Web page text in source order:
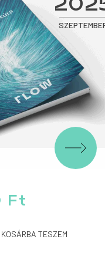
Ft
KOSÁRBA TESZEM